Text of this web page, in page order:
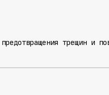
трещин и